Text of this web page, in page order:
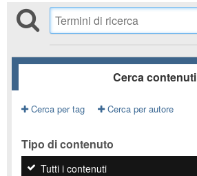
Cerca contenuti
Cerca per tag Cerca per autore
Tipo di contenuto
Tutti i contenuti